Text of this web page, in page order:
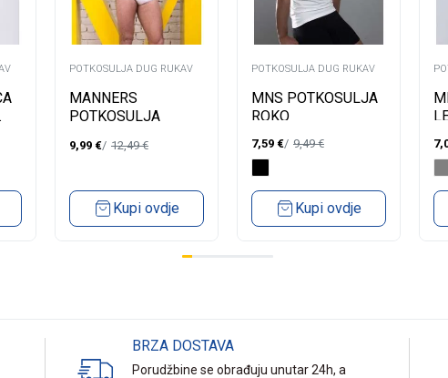
POTKOSULJA DUG RUKAV
MANNERS
POTKOSULJA
9,99 € 12,49€
Kupi ovdje
POTKOSULJA DUG RUKAV
MNS POTKOSULJA
ROKO
7,59 € 9,49€
Kupi ovdje
BRZA DOSTAVA
Porudžbine se obrađuju unutar 24h, a